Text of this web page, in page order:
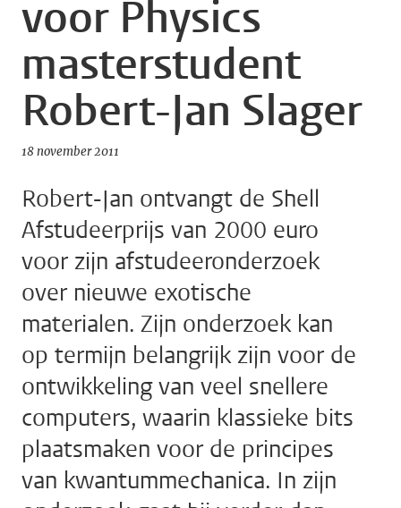
voor Physics
masterstudent
Robert-Jan Slager
18 november 2011
Robert-Jan ontvangt de Shell
Afstudeerprijs van 2000 euro
voor zijn afstudeeronderzoek
over nieuwe exotische
materialen. Zijn onderzoek kan
op termijn belangrijk zijn voor de
ontwikkeling van veel snellere
computers, waarin klassieke bits
plaatsmaken voor de principes
van kwantummechanica. In zijn